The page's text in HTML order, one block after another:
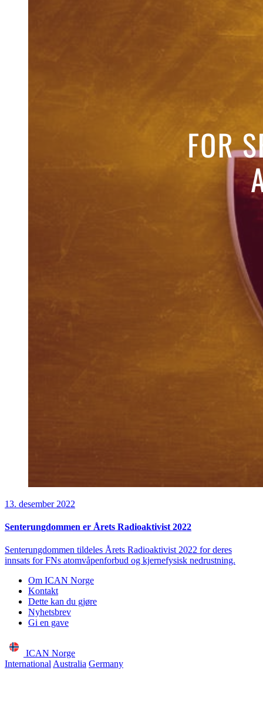
13. desember 2022
Senterungdommen er Årets Radioaktivist 2022
Senterungdommen tildeles Årets Radioaktivist 2022 for deres
innsats for FNs atomvåpenforbud og kjernefysisk nedrustning.
Om ICAN Norge
Kontakt
Dette kan du gjøre
Nyhetsbrev
Gi en gave
ICAN Norge
International Australia Germany